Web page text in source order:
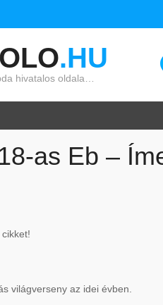
.HU
hivatalos oldala…
as Eb –
világverseny az idei évben.